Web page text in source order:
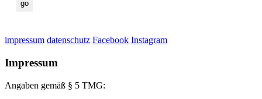
impressum datenschutz Facebook Instagram
Impressum
Angaben gemäß § 5 TMG: